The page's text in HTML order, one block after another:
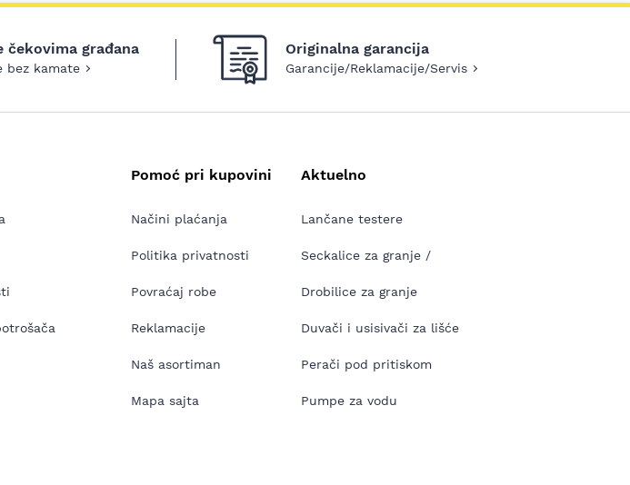
čekovima građana
bez kamate
Originalna garancija
Garancije/Reklamacije/Servis
Pomoć pri kupovini
Načini plaćanja
Politika privatnosti
Povraćaj robe
Reklamacije
Naš asortiman
Mapa sajta
Aktuelno
Lančane testere
Seckalice za granje /
Drobilice za granje
Duvači i usisivači za lišće
Perači pod pritiskom
Pumpe za vodu